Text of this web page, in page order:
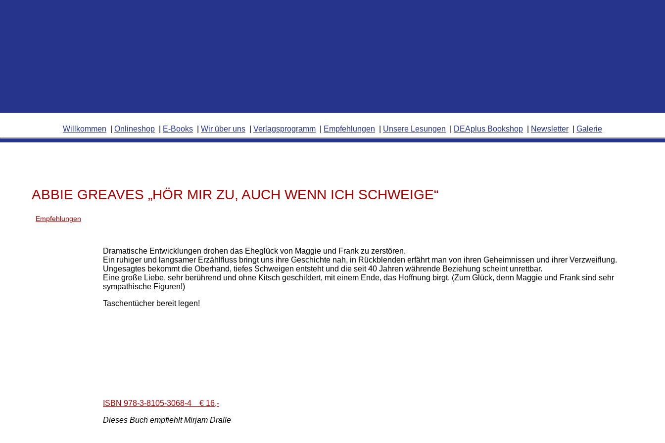
Willkommen Onlineshop E-Books Wir über uns Verlagsprogramm Empfehlungen Unsere Lesungen DEAplus Bookshop Newsletter Galerie
ABBIE GREAVES „HÖR MIR ZU, AUCH WENN ICH SCHWEIGE“
Empfehlungen
Dramatische Entwicklungen drohen das Eheglück von Maggie und Frank zu zerstören.
Ein ruhiger und langsamer Erzählfluss bringt uns ihre Geschichte nah, in Rückblenden erfährt man von ihren Geheimnissen und ihrer Verzweiflung.
Ungesagtes bekommt die Oberhand, tiefes Schweigen entsteht und die seit 40 Jahren währende Beziehung scheint unrettbar.
Eine große Liebe, sehr berührend und ohne Kitsch geschildert, mit einem Ende, das Hoffnung birgt. (Zum Glück, denn Maggie und Frank sind sehr
sympathische Figuren!)
Taschentücher bereit legen!
ISBN 978-3-8105-3068-4 € 16,-
Dieses Buch empfiehlt Mirjam Dralle